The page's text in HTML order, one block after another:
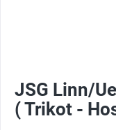
JSG Linn/
( Trikot -